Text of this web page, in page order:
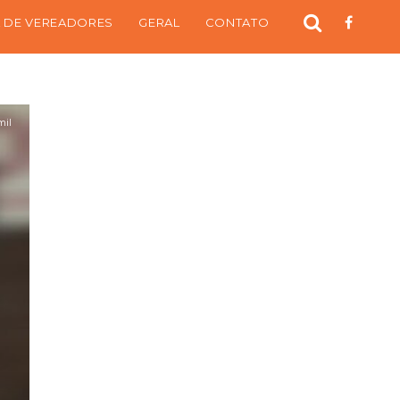
VEREADORES GERAL CONTATO